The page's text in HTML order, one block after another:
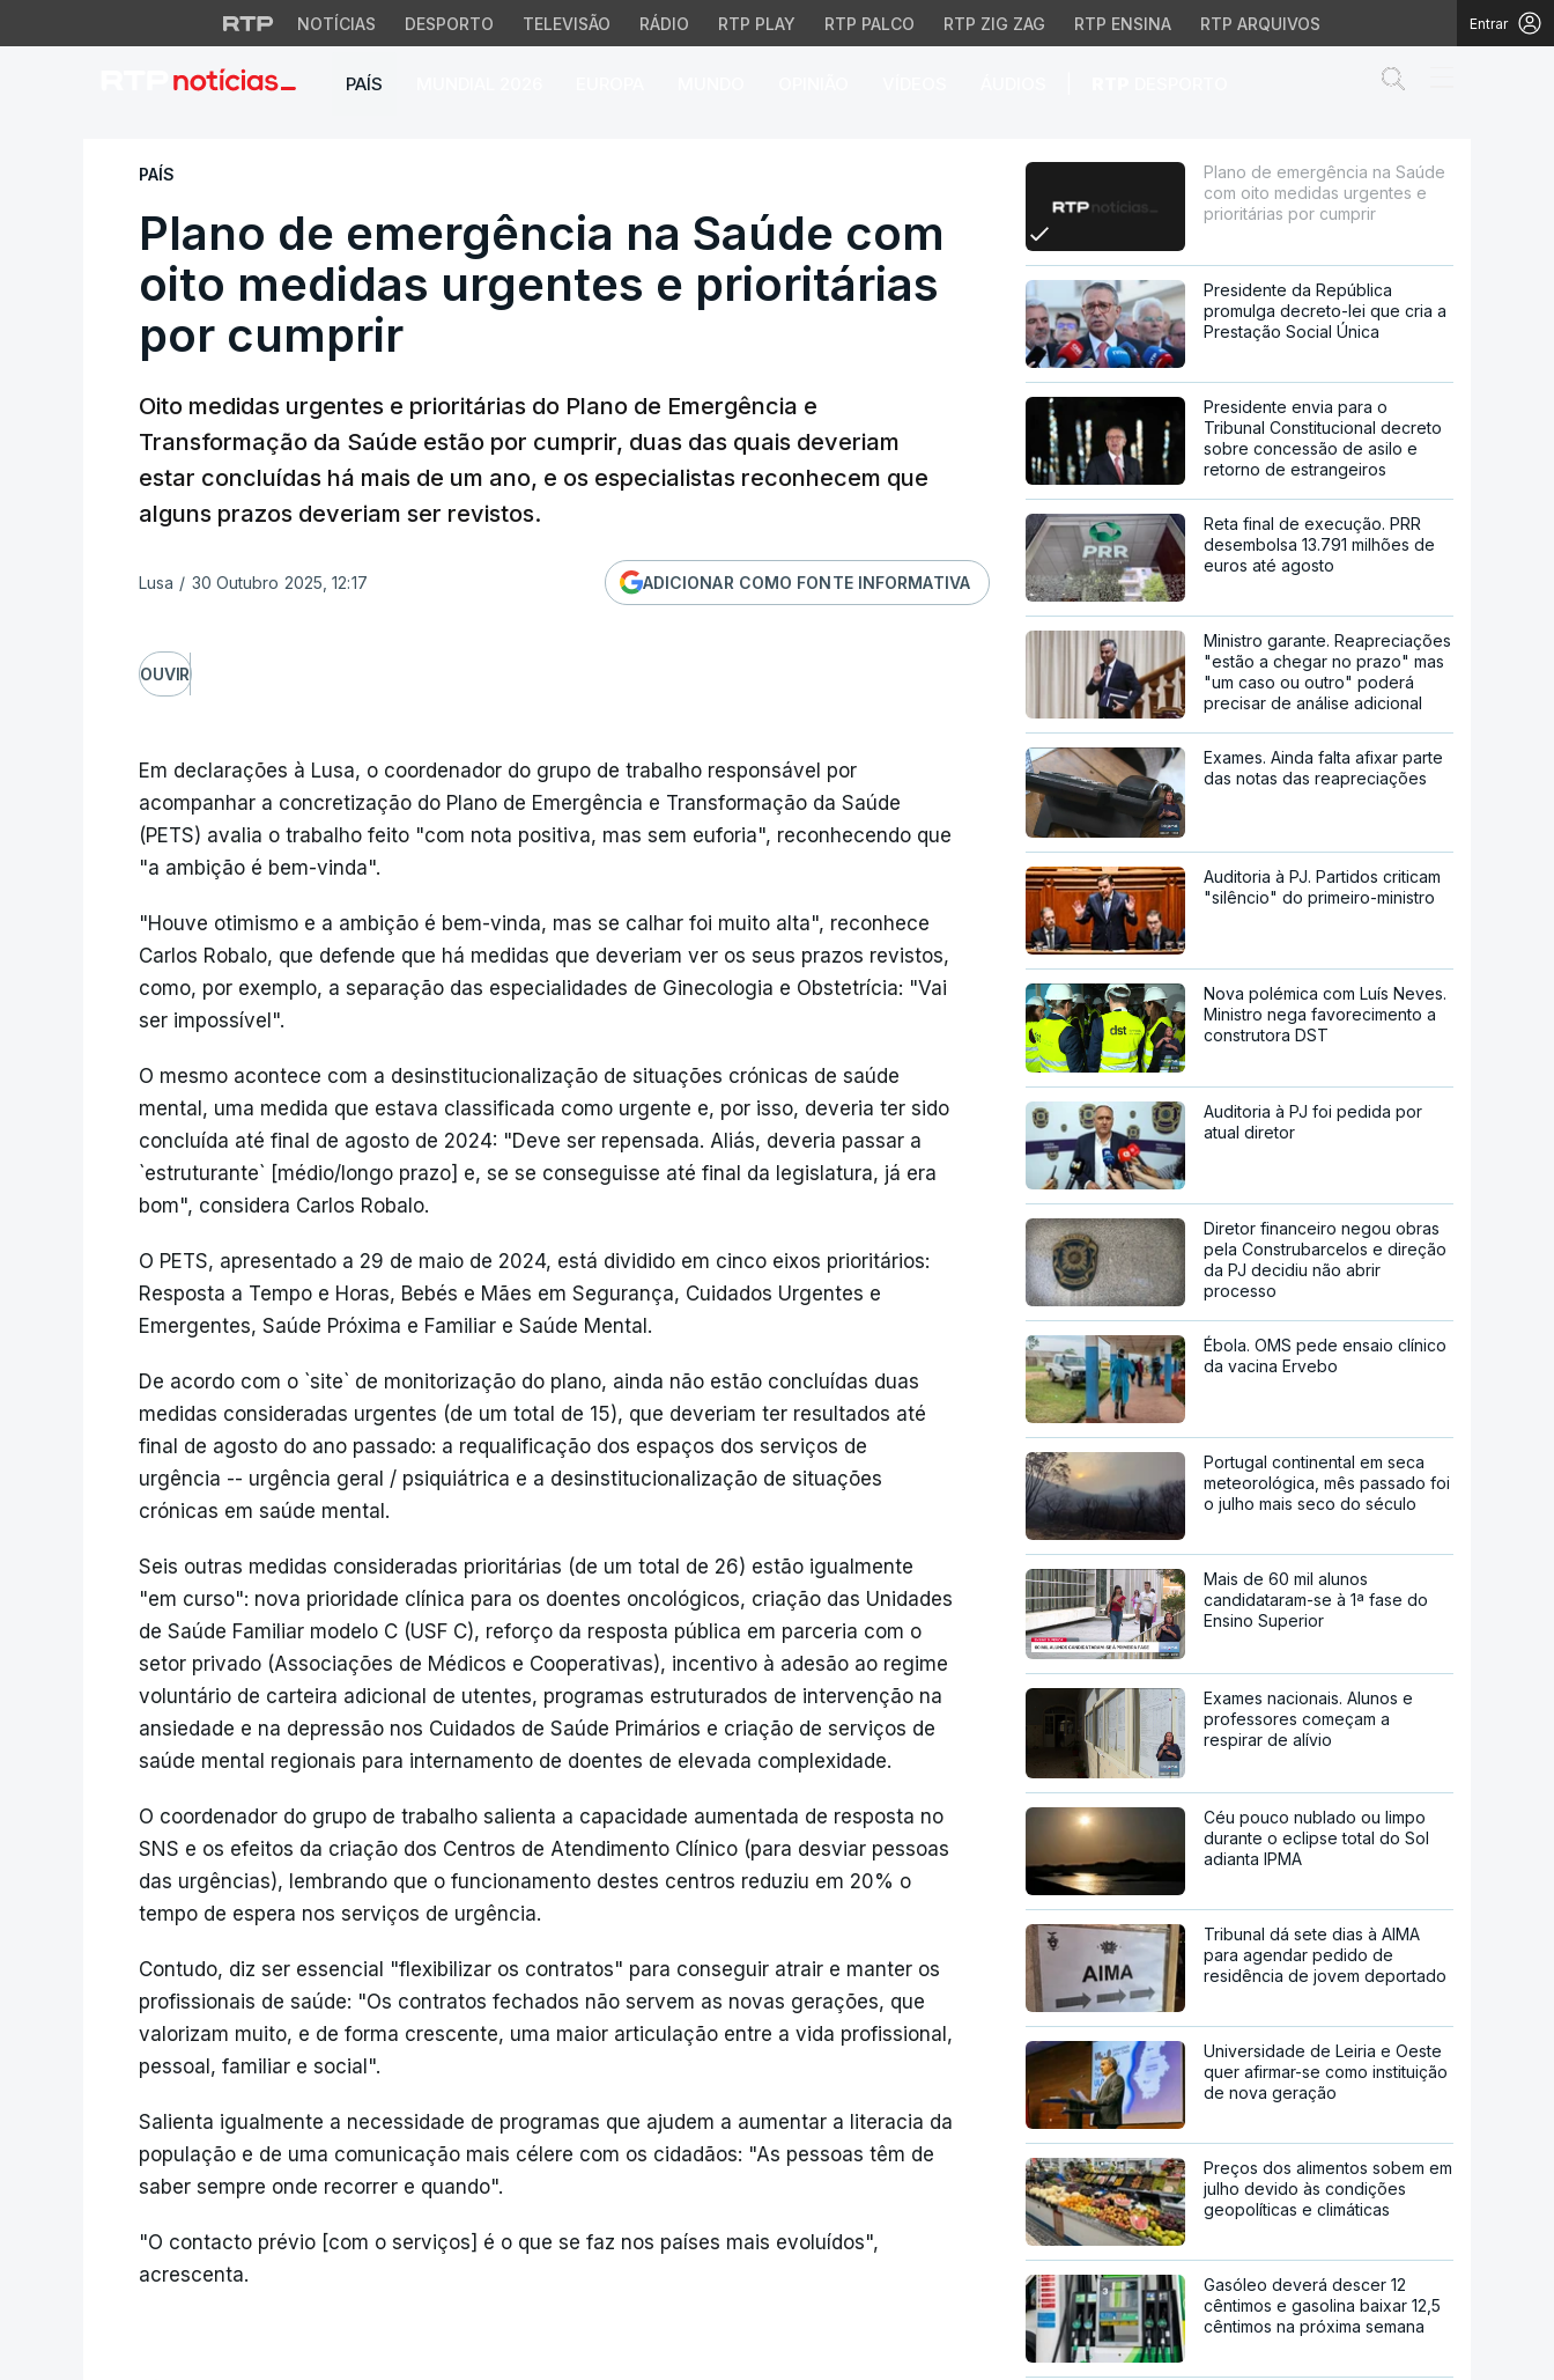
NOTÍCIAS DESPORTO TELEVISÃO RÁDIO RTP PLAY RTP PALCO RTP ZIG ZAG RTP ENSINA RTP ARQUIVOS Entrar
PAÍS
Plano de emergência na Saúde com oito medidas urgentes e
PAÍS
Plano de emergência na Saúde com
oito medidas urgentes e prioritárias
por cumprir
Oito medidas urgentes e prioritárias do Plano de Emergência e
Transformação da Saúde estão por cumprir, duas das quais deveriam
estar concluídas há mais de um ano, e os especialistas reconhecem que
alguns prazos deveriam ser revistos.
Lusa / 30 Outubro 2025, 12:17 ADICIONAR COMO FONTE INFORMATIVA
OUVIR
Em declarações à Lusa, o coordenador do grupo de trabalho responsável por
acompanhar a concretização do Plano de Emergência e Transformação da Saúde
(PETS) avalia o trabalho feito "com nota positiva, mas sem euforia", reconhecendo que
"a ambição é bem-vinda".
"Houve otimismo e a ambição é bem-vinda, mas se calhar foi muito alta", reconhece
Carlos Robalo, que defende que há medidas que deveriam ver os seus prazos revistos,
como, por exemplo, a separação das especialidades de Ginecologia e Obstetrícia: "Vai
ser impossível".
O mesmo acontece com a desinstitucionalização de situações crónicas de saúde
mental, uma medida que estava classificada como urgente e, por isso, deveria ter sido
concluída até final de agosto de 2024: "Deve ser repensada. Aliás, deveria passar a
`estruturante` [médio/longo prazo] e, se se conseguisse até final da legislatura, já era
bom", considera Carlos Robalo.
O PETS, apresentado a 29 de maio de 2024, está dividido em cinco eixos prioritários:
Resposta a Tempo e Horas, Bebés e Mães em Segurança, Cuidados Urgentes e
Emergentes, Saúde Próxima e Familiar e Saúde Mental.
De acordo com o `site` de monitorização do plano, ainda não estão concluídas duas
medidas consideradas urgentes (de um total de 15), que deveriam ter resultados até
final de agosto do ano passado: a requalificação dos espaços dos serviços de
urgência -- urgência geral / psiquiátrica e a desinstitucionalização de situações
crónicas em saúde mental.
Seis outras medidas consideradas prioritárias (de um total de 26) estão igualmente
"em curso": nova prioridade clínica para os doentes oncológicos, criação das Unidades
de Saúde Familiar modelo C (USF C), reforço da resposta pública em parceria com o
setor privado (Associações de Médicos e Cooperativas), incentivo à adesão ao regime
voluntário de carteira adicional de utentes, programas estruturados de intervenção na
ansiedade e na depressão nos Cuidados de Saúde Primários e criação de serviços de
saúde mental regionais para internamento de doentes de elevada complexidade.
O coordenador do grupo de trabalho salienta a capacidade aumentada de resposta no
SNS e os efeitos da criação dos Centros de Atendimento Clínico (para desviar pessoas
das urgências), lembrando que o funcionamento destes centros reduziu em 20% o
tempo de espera nos serviços de urgência.
Contudo, diz ser essencial "flexibilizar os contratos" para conseguir atrair e manter os
profissionais de saúde: "Os contratos fechados não servem as novas gerações, que
valorizam muito, e de forma crescente, uma maior articulação entre a vida profissional,
pessoal, familiar e social".
Salienta igualmente a necessidade de programas que ajudem a aumentar a literacia da
população e de uma comunicação mais célere com os cidadãos: "As pessoas têm de
saber sempre onde recorrer e quando".
"O contacto prévio [com o serviços] é o que se faz nos países mais evoluídos",
acrescenta.
Plano de emergência na Saúde
com oito medidas urgentes e
prioritárias por cumprir
Presidente da República
promulga decreto-lei que cria a
Prestação Social Única
Presidente envia para o
Tribunal Constitucional decreto
sobre concessão de asilo e
retorno de estrangeiros
Reta final de execução. PRR
desembolsa 13.791 milhões de
euros até agosto
Ministro garante. Reapreciações
"estão a chegar no prazo" mas
"um caso ou outro" poderá
precisar de análise adicional
Exames. Ainda falta afixar parte
das notas das reapreciações
Auditoria à PJ. Partidos criticam
"silêncio" do primeiro-ministro
Nova polémica com Luís Neves.
Ministro nega favorecimento a
construtora DST
Auditoria à PJ foi pedida por
atual diretor
Diretor financeiro negou obras
pela Construbarcelos e direção
da PJ decidiu não abrir
processo
Ébola. OMS pede ensaio clínico
da vacina Ervebo
Portugal continental em seca
meteorológica, mês passado foi
o julho mais seco do século
Mais de 60 mil alunos
candidataram-se à 1ª fase do
Ensino Superior
Exames nacionais. Alunos e
professores começam a
respirar de alívio
Céu pouco nublado ou limpo
durante o eclipse total do Sol
adianta IPMA
Tribunal dá sete dias à AIMA
para agendar pedido de
residência de jovem deportado
Universidade de Leiria e Oeste
quer afirmar-se como instituição
de nova geração
Preços dos alimentos sobem em
julho devido às condições
geopolíticas e climáticas
Gasóleo deverá descer 12
cêntimos e gasolina baixar 12,5
cêntimos na próxima semana